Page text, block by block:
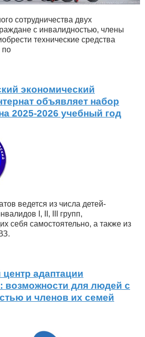
сотрудничества двух
с инвалидностью, члены
технические средства
по
экономический
объявляет набор
2025-2026 учебный год
ведется из числа детей-
I, II, III групп,
себя самостоятельно, а также из
адаптации
возможности для людей с
и членов их семей